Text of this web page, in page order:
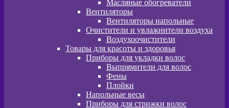
Масляные обогреватели
Вентиляторы
Вентиляторы напольные
Очистители и увлажнители воздуха
Воздухоочистители
Товары для красоты и здоровья
Приборы для укладки волос
Выпрямители для волос
Фены
Плойки
Напольные весы
Приборы для стрижки волос